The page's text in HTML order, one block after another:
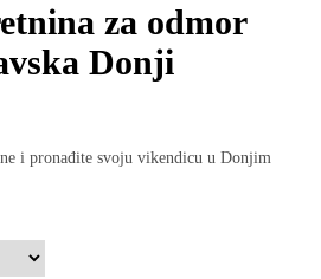
za odmor
Donji
i pronađite svoju vikendicu u Donjim